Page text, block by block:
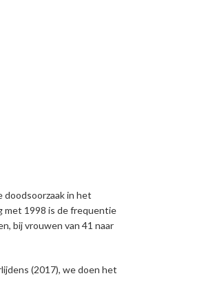
doodsoorzaak in het
met 1998 is de frequentie
bij vrouwen van 41 naar
(2017), we doen het